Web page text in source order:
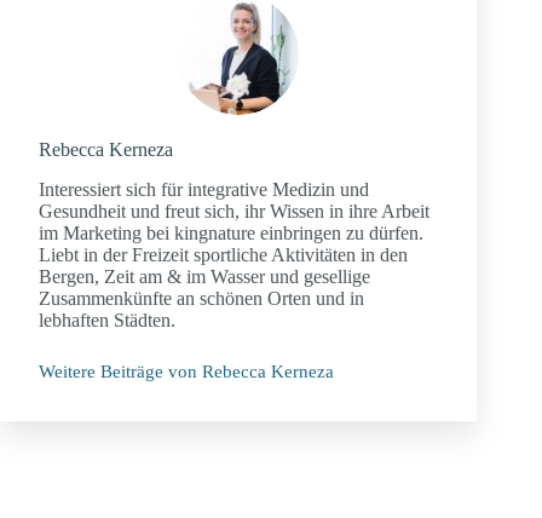
Rebecca Kerneza
Interessiert sich für integrative Medizin und
Gesundheit und freut sich, ihr Wissen in ihre Arbeit
im Marketing bei kingnature einbringen zu dürfen.
Liebt in der Freizeit sportliche Aktivitäten in den
Bergen, Zeit am & im Wasser und gesellige
Zusammenkünfte an schönen Orten und in
lebhaften Städten.
Weitere Beiträge von Rebecca Kerneza